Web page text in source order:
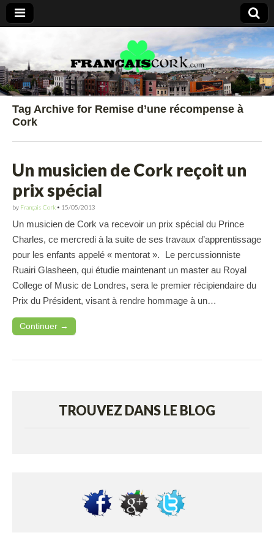
Francais Cork
Tag Archive for Remise d’une récompense à
Cork
Un musicien de Cork reçoit un
prix spécial
by Français Cork • 15/05/2013
Un musicien de Cork va recevoir un prix spécial du Prince
Charles, ce mercredi à la suite de ses travaux d’apprentissage
pour les enfants appelé « mentorat ». Le percussionniste
Ruairi Glasheen, qui étudie maintenant un master au Royal
College of Music de Londres, sera le premier récipiendaire du
Prix du Président, visant à rendre hommage à un…
Continuer →
TROUVEZ DANS LE BLOG